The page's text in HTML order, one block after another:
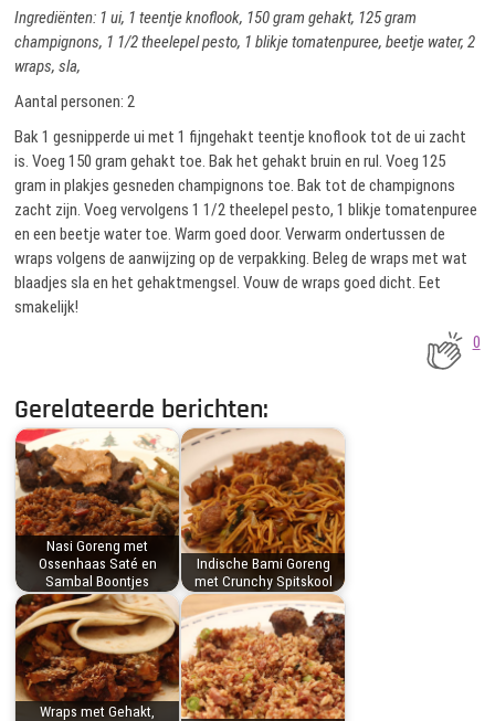
Ingrediënten: 1 ui, 1 teentje knoflook, 150 gram gehakt, 125 gram
champignons, 1 1/2 theelepel pesto, 1 blikje tomatenpuree, beetje water, 2
wraps, sla,
Aantal personen: 2
Bak 1 gesnipperde ui met 1 fijngehakt teentje knoflook tot de ui zacht
is. Voeg 150 gram gehakt toe. Bak het gehakt bruin en rul. Voeg 125
gram in plakjes gesneden champignons toe. Bak tot de champignons
zacht zijn. Voeg vervolgens 1 1/2 theelepel pesto, 1 blikje tomatenpuree
en een beetje water toe. Warm goed door. Verwarm ondertussen de
wraps volgens de aanwijzing op de verpakking. Beleg de wraps met wat
blaadjes sla en het gehaktmengsel. Vouw de wraps goed dicht. Eet
smakelijk!
0
Gerelateerde berichten:
Nasi Goreng met
Ossenhaas Saté en
Sambal Boontjes
Indische Bami Goreng
met Crunchy Spitskool
Wraps met Gehakt,